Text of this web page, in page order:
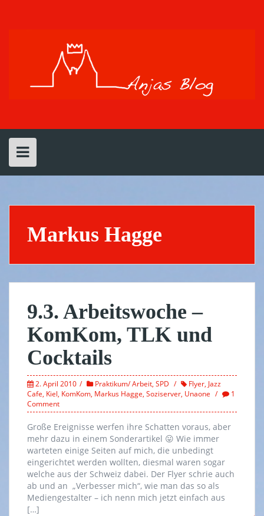
Markus Hagge
9.3. Arbeitswoche –
KomKom, TLK und
Cocktails
2. April 2010 Praktikum/ Arbeit, SPD Flyer, Jazz
Cafe, Kiel, KomKom, Markus Hagge, Soziserver, Unaone
1
Comment
Große Ereignisse werfen ihre Schatten voraus, aber
mehr dazu in einem Sonderartikel 😛 Wie immer
warteten einige Seiten auf mich, die unbedingt
eingerichtet werden wollten, diesmal waren sogar
welche aus der Schweiz dabei. Der Flyer schrie auch
ab und an „Verbesser mich“, wie man das so als
Mediengestalter – ich nenn mich jetzt einfach aus
[…]